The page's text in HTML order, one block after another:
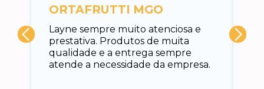
Layne sempre muito atenciosa e
prestativa. Produtos de muita
qualidade e a entrega sempre
atende a necessidade da empresa.
ORTAFRUTTI MGO